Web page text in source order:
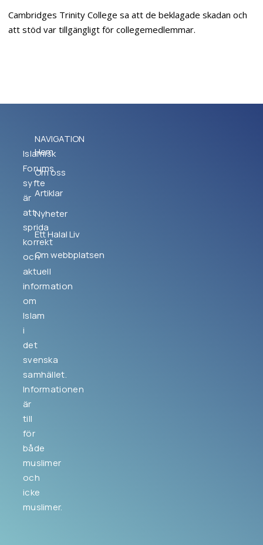
Cambridges Trinity College sa att de beklagade skadan och
att stöd var tillgängligt för collegemedlemmar.
Islamisk
Forums
syfte
är
att
sprida
korrekt
och
aktuell
information
om
Islam
i
det
svenska
samhället.
Informationen
är
till
för
både
muslimer
och
icke
muslimer.
NAVIGATION
Hem
Om oss
Artiklar
Nyheter
Ett Halal Liv
Om webbplatsen